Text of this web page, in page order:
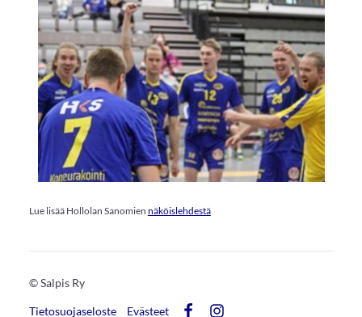
Lue lisää Hollolan Sanomien näköislehdestä
©Salpis Ry
Tietosuojaseloste
Evästeet